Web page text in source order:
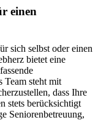
einen
sich selbst oder einen
bietet eine
Team steht mit
dass Ihre
stets berücksichtigt
Seniorenbetreuung,